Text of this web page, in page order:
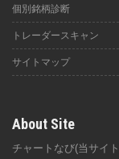
個別銘柄診断
トレーダースキャン
サイトマップ
About Site
チャートなび(当サイ